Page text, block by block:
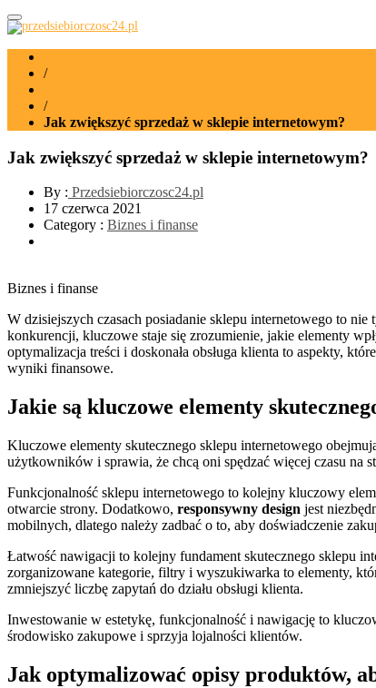
/
/
Jak zwiększyć sprzedaż w sklepie internetowym?
Jak zwiększyć sprzedaż w sklepie internetowym?
By : Przedsiebiorczosc24.pl
17 czerwca 2021
Category : Biznes i finanse
Biznes i finanse
W dzisiejszych czasach posiadanie sklepu internetowego to
konkurencji, kluczowe staje się zrozumienie, jakie elementy
optymalizacja treści i doskonała obsługa klienta to aspekty,
wyniki finansowe.
Jakie są kluczowe elementy
Kluczowe elementy skutecznego sklepu internetowego
użytkowników i sprawia, że chcą oni spędzać więcej czasu na
Funkcjonalność sklepu internetowego to kolejny kluczowy
otwarcie strony. Dodatkowo, responsywny design jest
mobilnych, dlatego należy zadbać o to, aby doświadczenie
Łatwość nawigacji to kolejny fundament skutecznego sklepu
zorganizowane kategorie, filtry i wyszukiwarka to elementy,
zmniejszyć liczbę zapytań do działu obsługi klienta.
Inwestowanie w estetykę, funkcjonalność i nawigację to
środowisko zakupowe i sprzyja lojalności klientów.
Jak optymalizować opisy produktów,